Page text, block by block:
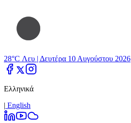
28°C Λευ | Δευτέρα 10 Αυγούστου 2026
Ελληνικά
| Εnglish